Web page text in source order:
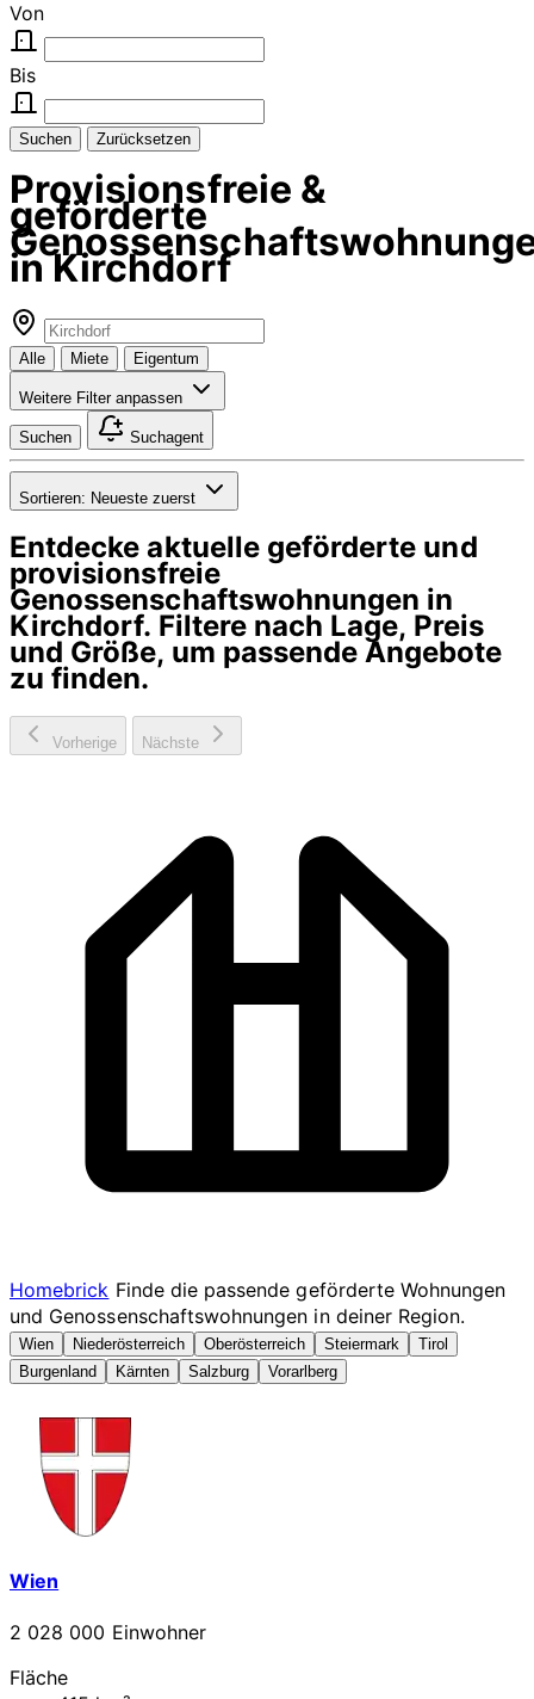
Von
Bis
Suchen Zurücksetzen
Provisionsfreie &
geförderte
in Kirchdorf
Alle Miete Eigentum
Weitere Filter anpassen
Suchen Suchagent
Sortieren: Neueste zuerst
Entdecke aktuelle geförderte und
provisionsfreie
Genossenschaftswohnungen in
Kirchdorf. Filtere nach Lage, Preis
und Größe, um passende Angebote
zu finden.
Vorherige Nächste
Homebrick Finde die passende geförderte Wohnungen
und Genossenschaftswohnungen in deiner Region.
Wien Niederösterreich Oberösterreich Steiermark
Tirol
Burgenland
Kärnten Salzburg Vorarlberg
Wien
2 028 000 Einwohner
Fläche